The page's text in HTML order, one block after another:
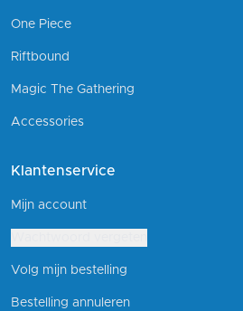
One Piece
Riftbound
Magic The Gathering
Accessories
Klantenservice
Mijn account
Volg mijn bestelling
Bestelling annuleren